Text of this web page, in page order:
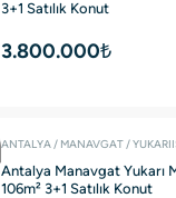
3+1 Satılık Konut
3.800.000₺
ANTALYA / MANAVGAT /
Antalya Manavgat Yukarı
106m² 3+1 Satılık Konut